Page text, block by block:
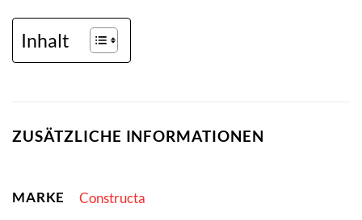
Inhalt
ZUSÄTZLICHE INFORMATIONEN
MARKE Constructa